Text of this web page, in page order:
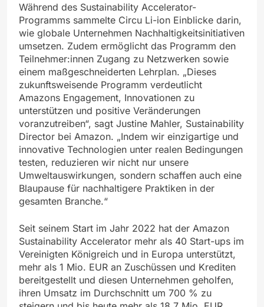
Während des Sustainability Accelerator-
Programms sammelte Circu Li-ion Einblicke darin,
wie globale Unternehmen Nachhaltigkeitsinitiativen
umsetzen. Zudem ermöglicht das Programm den
Teilnehmer:innen Zugang zu Netzwerken sowie
einem maßgeschneiderten Lehrplan. „Dieses
zukunftsweisende Programm verdeutlicht
Amazons Engagement, Innovationen zu
unterstützen und positive Veränderungen
voranzutreiben“, sagt Justine Mahler, Sustainability
Director bei Amazon. „Indem wir einzigartige und
innovative Technologien unter realen Bedingungen
testen, reduzieren wir nicht nur unsere
Umweltauswirkungen, sondern schaffen auch eine
Blaupause für nachhaltigere Praktiken in der
gesamten Branche.“
Seit seinem Start im Jahr 2022 hat der Amazon
Sustainability Accelerator mehr als 40 Start-ups im
Vereinigten Königreich und in Europa unterstützt,
mehr als 1 Mio. EUR an Zuschüssen und Krediten
bereitgestellt und diesen Unternehmen geholfen,
ihren Umsatz im Durchschnitt um 700 % zu